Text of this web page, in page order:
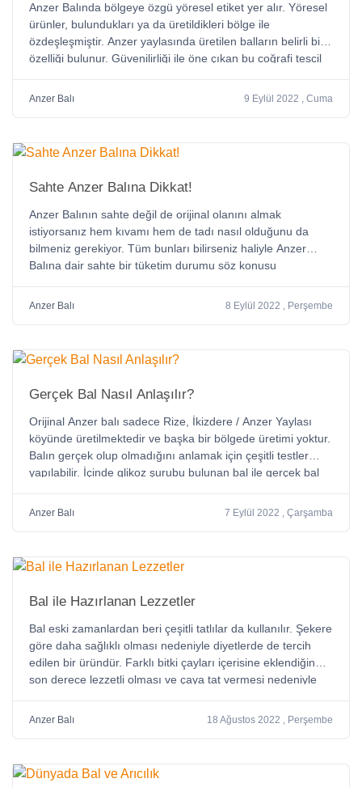
Anzer Balında bölgeye özgü yöresel etiket yer alır. Yöresel
ürünler, bulundukları ya da üretildikleri bölge ile
özdeşleşmiştir. Anzer yaylasında üretilen balların belirli bir
özelliği bulunur. Güvenilirliği ile öne çıkan bu coğrafi tescil
Anzer Balı 9 Eylül 2022 , Cuma
Sahte Anzer Balına Dikkat!
Anzer Balının sahte değil de orijinal olanını almak
istiyorsanız hem kıvamı hem de tadı nasıl olduğunu da
bilmeniz gerekiyor. Tüm bunları bilirseniz haliyle Anzer
Balına dair sahte bir tüketim durumu söz konusu
anlayabilmeniz mümkündür. Peki ne yapmanız gerekir ?
Anzer Balı 8 Eylül 2022 , Perşembe
Gerçek Bal Nasıl Anlaşılır?
Orijinal Anzer balı sadece Rize, İkizdere / Anzer Yaylası
köyünde üretilmektedir ve başka bir bölgede üretimi yoktur.
Balın gerçek olup olmadığını anlamak için çeşitli testler
yapılabilir. İçinde glikoz şurubu bulunan bal ile gerçek bal
taşımalıdır gibi soruların cevapları bloğumuzda.
Anzer Balı 7 Eylül 2022 , Çarşamba
Bal ile Hazırlanan Lezzetler
Bal eski zamanlardan beri çeşitli tatlılar da kullanılır. Şekere
göre daha sağlıklı olması nedeniyle diyetlerde de tercih
edilen bir üründür. Farklı bitki çayları içerisine eklendiğinde
son derece lezzetli olması ve çaya tat vermesi nedeniyle
tariflerde anzer balı da kullanılabilir.
Anzer Balı 18 Ağustos 2022 , Perşembe